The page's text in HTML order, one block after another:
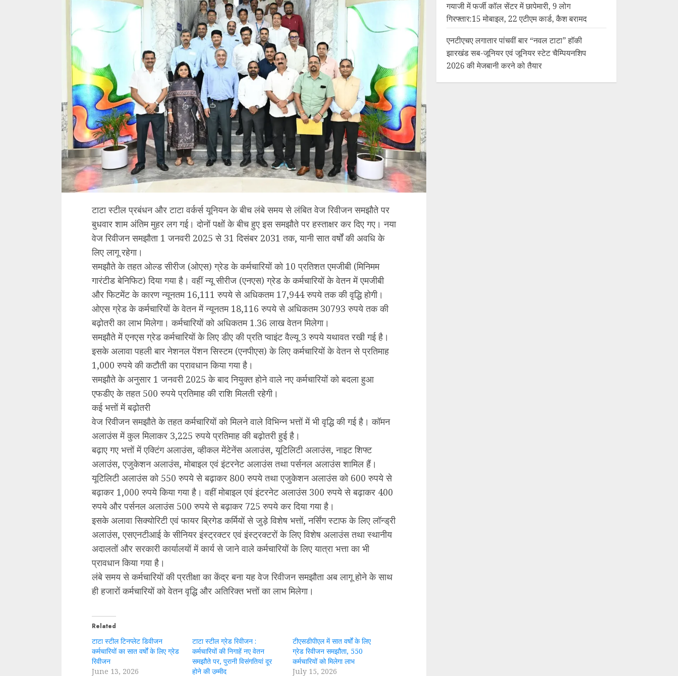
टाटा स्टील प्रबंधन और टाटा वर्कर्स यूनियन के बीच लंबे समय से लंबित वेज रिवीजन समझौते पर
बुधवार शाम अंतिम मुहर लग गई। दोनों पक्षों के बीच हुए इस समझौते पर हस्ताक्षर कर दिए गए। नया
वेज रिवीजन समझौता 1 जनवरी 2025 से 31 दिसंबर 2031 तक, यानी सात वर्षों की अवधि के
लिए लागू रहेगा।
समझौते के तहत ओल्ड सीरीज (ओएस) ग्रेड के कर्मचारियों को 10 प्रतिशत एमजीबी (मिनिमम
गारंटीड बेनिफिट) दिया गया है। वहीं न्यू सीरीज (एनएस) ग्रेड के कर्मचारियों के वेतन में एमजीबी
और फिटमेंट के कारण न्यूनतम 16,111 रुपये से अधिकतम 17,944 रुपये तक की वृद्धि होगी।
ओएस ग्रेड के कर्मचारियों के वेतन में न्यूनतम 18,116 रुपये से अधिकतम 30793 रुपये तक की
बढ़ोतरी का लाभ मिलेगा। कर्मचारियों को अधिकतम 1.36 लाख वेतन मिलेगा।
समझौते में एनएस ग्रेड कर्मचारियों के लिए डीए की प्रति प्वाइंट वैल्यू 3 रुपये यथावत रखी गई है।
इसके अलावा पहली बार नेशनल पेंशन सिस्टम (एनपीएस) के लिए कर्मचारियों के वेतन से प्रतिमाह
1,000 रुपये की कटौती का प्रावधान किया गया है।
समझौते के अनुसार 1 जनवरी 2025 के बाद नियुक्त होने वाले नए कर्मचारियों को बदला हुआ
एफडीए के तहत 500 रुपये प्रतिमाह की राशि मिलती रहेगी।
कई भत्तों में बढ़ोतरी
वेज रिवीजन समझौते के तहत कर्मचारियों को मिलने वाले विभिन्न भत्तों में भी वृद्धि की गई है। कॉमन
अलाउंस में कुल मिलाकर 3,225 रुपये प्रतिमाह की बढ़ोतरी हुई है।
बढ़ाए गए भत्तों में एक्टिंग अलाउंस, व्हीकल मेंटेनेंस अलाउंस, यूटिलिटी अलाउंस, नाइट शिफ्ट
अलाउंस, एजुकेशन अलाउंस, मोबाइल एवं इंटरनेट अलाउंस तथा पर्सनल अलाउंस शामिल हैं।
यूटिलिटी अलाउंस को 550 रुपये से बढ़ाकर 800 रुपये तथा एजुकेशन अलाउंस को 600 रुपये से
बढ़ाकर 1,000 रुपये किया गया है। वहीं मोबाइल एवं इंटरनेट अलाउंस 300 रुपये से बढ़ाकर 400
रुपये और पर्सनल अलाउंस 500 रुपये से बढ़ाकर 725 रुपये कर दिया गया है।
इसके अलावा सिक्योरिटी एवं फायर ब्रिगेड कर्मियों से जुड़े विशेष भत्तों, नर्सिंग स्टाफ के लिए लॉन्ड्री
अलाउंस, एसएनटीआई के सीनियर इंस्ट्रक्टर एवं इंस्ट्रक्टरों के लिए विशेष अलाउंस तथा स्थानीय
अदालतों और सरकारी कार्यालयों में कार्य से जाने वाले कर्मचारियों के लिए यात्रा भत्ता का भी
प्रावधान किया गया है।
लंबे समय से कर्मचारियों की प्रतीक्षा का केंद्र बना यह वेज रिवीजन समझौता अब लागू होने के साथ
ही हजारों कर्मचारियों को वेतन वृद्धि और अतिरिक्त भत्तों का लाभ मिलेगा।
Related
टाटा स्टील टिनप्लेट डिवीजन
कर्मचारियों का सात वर्षों के लिए ग्रेड
रिवीजन
June 13, 2026
टाटा स्टील ग्रेड रिवीजन :
कर्मचारियों की निगाहें नए वेतन
समझौते पर, पुरानी विसंगतियां दूर
होने की उम्मीद
टीएसडीपीएल में सात वर्षों के लिए
ग्रेड रिवीजन समझौता, 550
कर्मचारियों को मिलेगा लाभ
July 15, 2026
गयाजी में फर्जी कॉल सेंटर में छापेमारी, 9 लोग
गिरफ्तार:15 मोबाइल, 22 एटीएम कार्ड, कैश बरामद
एनटीएचए लगातार पांचवीं बार “नवल टाटा” हॉकी
झारखंड सब-जूनियर एवं जूनियर स्टेट चैम्पियनशिप
2026 की मेजबानी करने को तैयार